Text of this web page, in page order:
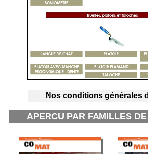
Nos conditions générales
APERCU PAR FAMILLES